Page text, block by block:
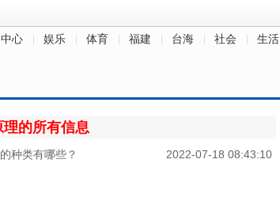
心 娱乐 体育 福建 台海 社会 生活
的所有信息
2022-07-18 08:43:10
种类有哪些？